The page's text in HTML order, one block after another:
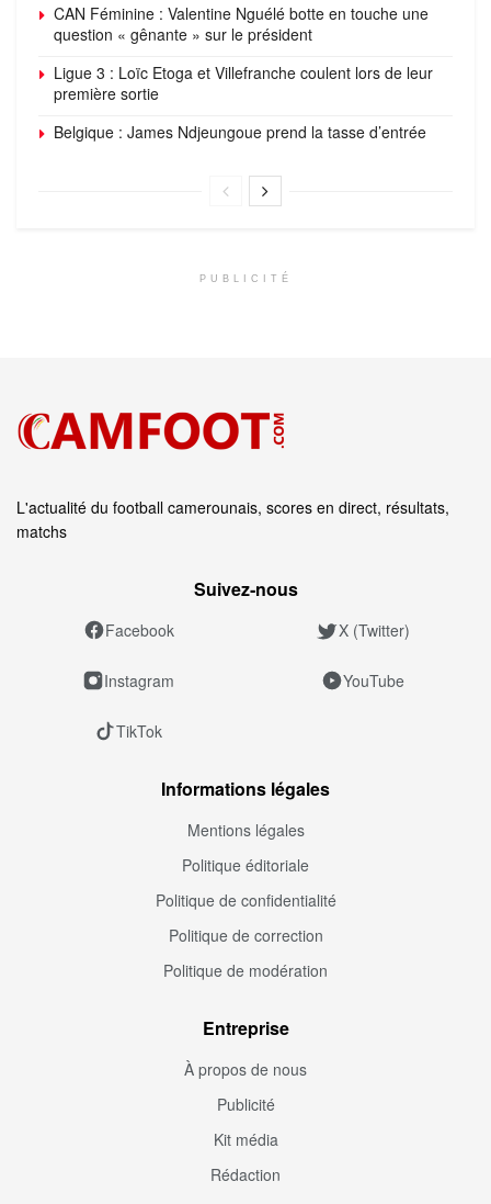
CAN Féminine : Valentine Nguélé botte en touche une
question « gênante » sur le président
Ligue 3 : Loïc Etoga et Villefranche coulent lors de leur
première sortie
Belgique : James Ndjeungoue prend la tasse d’entrée
PUBLICITÉ
L'actualité du football camerounais, scores en direct, résultats,
matchs
Suivez‑nous
Facebook X (Twitter)
Instagram YouTube
TikTok
Informations légales
Mentions légales
Politique éditoriale
Politique de confidentialité
Politique de correction
Politique de modération
Entreprise
À propos de nous
Publicité
Kit média
Rédaction